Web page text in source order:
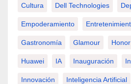
Cultura Dell Technologies
Empoderamiento
Gastronomía Glamour Honor
Huawei IA Inauguración
Innovación Inteligencia Artificial